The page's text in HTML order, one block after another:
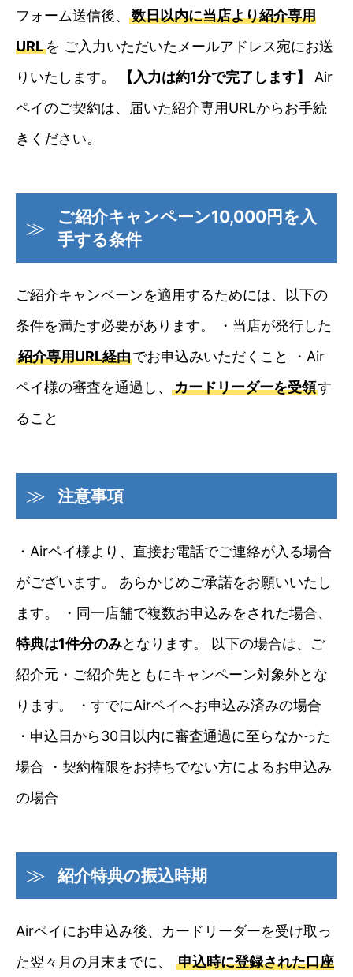
フォーム送信後、
数日以内に当店より紹介専用
URLを ご入力いただいたメールアドレス宛にお送
りいたします。
【入力は約1分で完了します】
Air
ペイのご契約は、届いた紹介専用URLからお手続
きください。
ご紹介キャンペーン10,000円を入
手する条件
ご紹介キャンペーンを適用するためには、以下の
条件を満たす必要があります。 ・当店が発行した
紹介専用URL経由でお申込みいただくこと ・Air
ペイ様の審査を通過し、
カードリーダーを受領す
ること
注意事項
・Airペイ様より、直接お電話でご連絡が入る場合
がございます。 あらかじめご承諾をお願いいたし
ます。 ・同一店舗で複数お申込みをされた場合、
特典は1件分のみとなります。 以下の場合は、ご
紹介元・ご紹介先ともにキャンペーン対象外とな
ります。 ・すでにAirペイへお申込み済みの場合
・申込日から30日以内に審査通過に至らなかった
場合 ・契約権限をお持ちでない方によるお申込み
の場合
紹介特典の振込時期
Airペイにお申込み後、カードリーダーを受け取っ
た翌々月の月末までに、
申込時に登録された口座